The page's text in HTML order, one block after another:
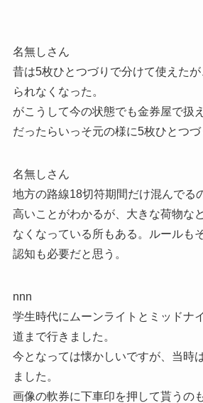
名無しさん
昔は5枚ひとつづりで分けて使えた
られなくなった。
がこうして今の状態でも金券屋で扱え
だったらいっそ元の様に5枚ひとつづ
名無しさん
地方の路線18切符期間だけ混んでる
高いことがわかるが、大きな荷物な
なくなっている所もある。ルールも
認知も必要だと思う。
nnn
学生時代にムーンライトとミッドナ
道まで行きました。
今となっては懐かしいですが、当時
ました。
画像の軟券に下車印を押して貰うの